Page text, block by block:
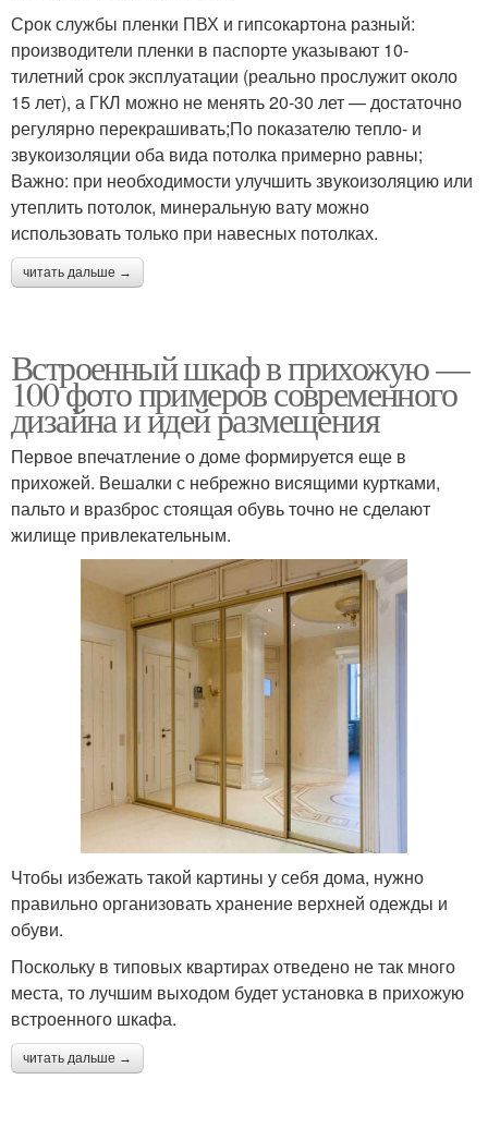
Срок службы пленки ПВХ и гипсокартона разный:
производители пленки в паспорте указывают 10-
тилетний срок эксплуатации (реально прослужит около
15 лет), а ГКЛ можно не менять 20-30 лет — достаточно
регулярно перекрашивать;По показателю тепло- и
звукоизоляции оба вида потолка примерно равны;
Важно: при необходимости улучшить звукоизоляцию или
утеплить потолок, минеральную вату можно
использовать только при навесных потолках.
читать дальше →
Встроенный шкаф в прихожую —
100 фото примеров современного
дизайна и идей размещения
Первое впечатление о доме формируется еще в
прихожей. Вешалки с небрежно висящими куртками,
пальто и вразброс стоящая обувь точно не сделают
жилище привлекательным.
Чтобы избежать такой картины у себя дома, нужно
правильно организовать хранение верхней одежды и
обуви.
Поскольку в типовых квартирах отведено не так много
места, то лучшим выходом будет установка в прихожую
встроенного шкафа.
читать дальше →